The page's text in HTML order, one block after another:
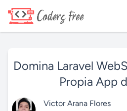
Domina Laravel
Propia App
Victor Arana Flores